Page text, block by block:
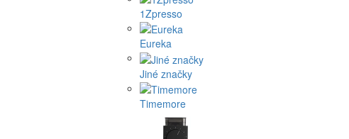
1Zpresso
Eureka
Jiné značky
Timemore